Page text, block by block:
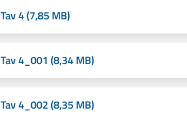
Tav 4 (7,85 MB)
Tav 4_001 (8,34 MB)
Tav 4_002 (8,35 MB)